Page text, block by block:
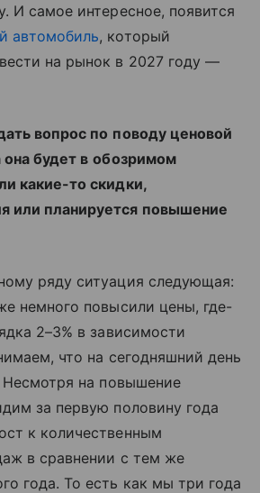
И самое интересное, появится
автомобиль, который
на рынок в 2027 году —
вопрос по поводу ценовой
будет в обозримом
какие-то скидки,
или планируется повышение
ряду ситуация следующая:
немного повысили цены, где-
2–3% в зависимости
что на сегодняшний день
на повышение
за первую половину года
к количественным
в сравнении с тем же
года. То есть как мы три года